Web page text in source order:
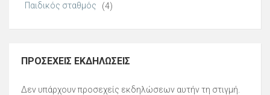
Παιδικός σταθμός (4)
ΠΡΟΣΕΧΕΊΣ ΕΚΔΗΛΏΣΕΙΣ
Δεν υπάρχουν προσεχείς εκδηλώσεων αυτήν τη στιγμή.